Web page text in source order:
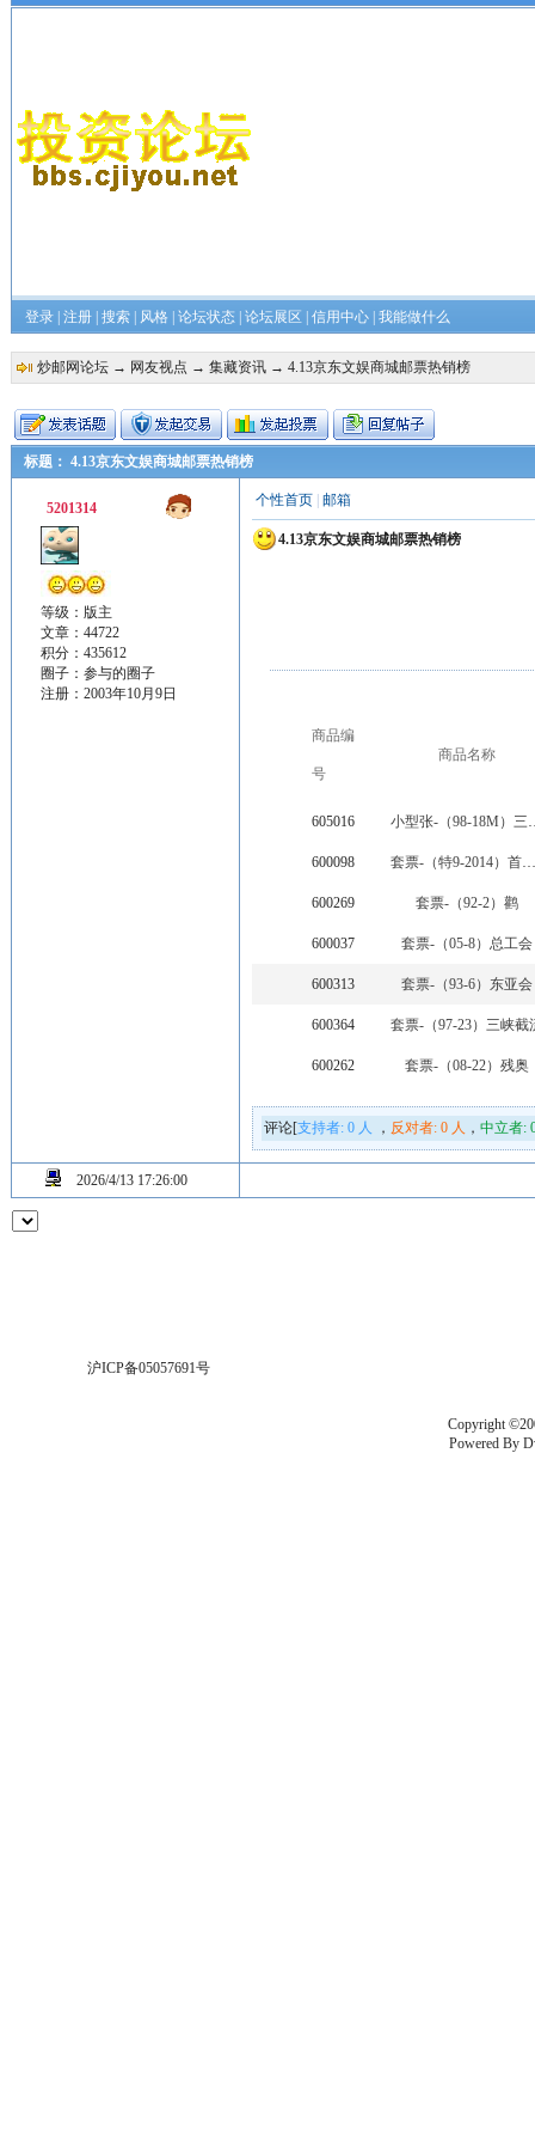
登录| 注册| 搜索| 风格| 论坛状态| 论坛展区 信用中心| 我能做什么
炒邮网论坛→ 网友视点 → 集藏资讯→ 4.13京东文娱商城邮票热销榜
标题： 4.13京东文娱商城邮票热销榜
5201314
等级：版主
文章：44722
积分：435612
圈子： 参与的圈子
注册：2003年10月9日
个性首页| 邮箱
4.13京东文娱商城邮票热销榜
商品编
号
商品名称
605016 小型张-
600098 套票-（特9-2014）首次落月成功
600269 套票-（92-2）鹳
600037 套票-（05-8）总工会
600313 套票-（93-6）东亚会
600364 套票-（97-23）三峡截
600262 套票-（08-22）残奥
评论[支持者: 0人 ， 反对者: 0人 ， 中立者:
2026/4/13 17:26:00
沪ICP备05057691号
Copyright
Powered By